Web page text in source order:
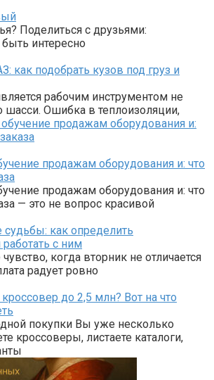
Поделиться с друзьями:
интересно
как подобрать кузов под груз и
рабочим инструментом не
Ошибка в теплоизоляции,
продажам оборудования и: что
продажам оборудования и: что
— это не вопрос красивой
как определить
с ним
когда вторник не отличается
радует ровно
до 2,5 млн? Вот на что
покупки Вы уже несколько
кроссоверы, листаете каталоги,